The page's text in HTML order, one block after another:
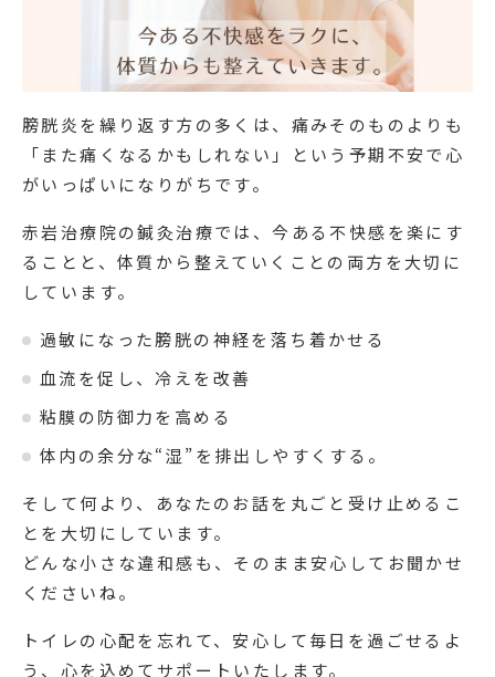
膀胱炎を繰り返す方の多くは、痛みそのものよりも
「また痛くなるかもしれない」という予期不安で心
がいっぱいになりがちです。
赤岩治療院の鍼灸治療では、今ある不快感を楽にす
ることと、体質から整えていくことの両方を大切に
しています。
過敏になった膀胱の神経を落ち着かせる
血流を促し、冷えを改善
粘膜の防御力を高める
体内の余分な“湿”を排出しやすくする。
そして何より、あなたのお話を丸ごと受け止めるこ
とを大切にしています。
どんな小さな違和感も、そのまま安心してお聞かせ
くださいね。
トイレの心配を忘れて、安心して毎日を過ごせるよ
う、心を込めてサポートいたします。